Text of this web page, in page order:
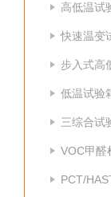
高低温试
快速温变
步入式高
低温试验
三综合试
VOC甲醛
PCT/